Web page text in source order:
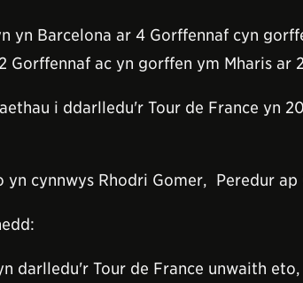
yn Barcelona ar 4 Gorffennaf cyn
Gorffennaf ac yn gorffen ym Mharis
i ddarlledu'r Tour de France yn
cynnwys Rhodri Gomer, Peredur ap
darlledu'r Tour de France unwaith